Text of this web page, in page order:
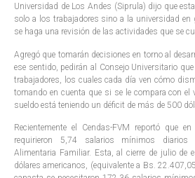
Universidad de Los Andes (Siprula) dijo que
solo a los trabajadores sino a la universidad en
se haga una revisión de las actividades que se
Agregó que tomarán decisiones en torno al
ese sentido, pedirán al Consejo Universitario
trabajadores, los cuales cada día ven cómo
tomando en cuenta que si se le compara con el
sueldo está teniendo un déficit de más de 500
Recientemente el Cendas-FVM reportó que
requirieron 5,74 salarios mínimos
Alimentaria Familiar. Esta, al cierre de julio de
dólares americanos, (equivalente a Bs.